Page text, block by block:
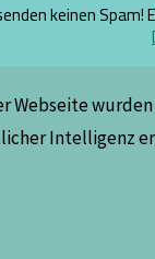
keinen Spam!
Webseite
Intelligenz